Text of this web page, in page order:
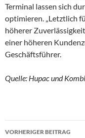
Terminal lassen sich
optimieren. „Letztlich
höherer
einer höheren
Geschäftsführer.
Quelle: Hupac und
VORHERIGER BEITRAG